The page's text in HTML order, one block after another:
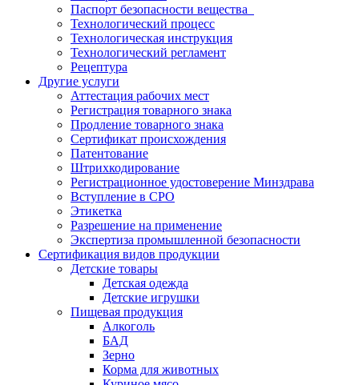
Паспорт безопасности вещества
Технологический процесс
Технологическая инструкция
Технологический регламент
Рецептура
Другие услуги
Аттестация рабочих мест
Регистрация товарного знака
Продление товарного знака
Сертификат происхождения
Патентование
Штрихкодирование
Регистрационное удостоверение Минздрава
Вступление в СРО
Этикетка
Разрешение на применение
Экспертиза промышленной безопасности
Сертификация видов продукции
Детские товары
Детская одежда
Детские игрушки
Пищевая продукция
Алкоголь
БАД
Зерно
Корма для животных